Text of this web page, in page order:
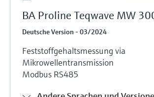
BA Proline Teqwave MW
Deutsche Version - 03/2024
Feststoffgehaltsmessung via
Mikrowellentransmission
Modbus RS485